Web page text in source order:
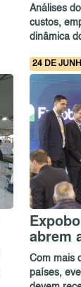
Análises
custos,
dinâmica
24 DE
abrem
Com mais
países,